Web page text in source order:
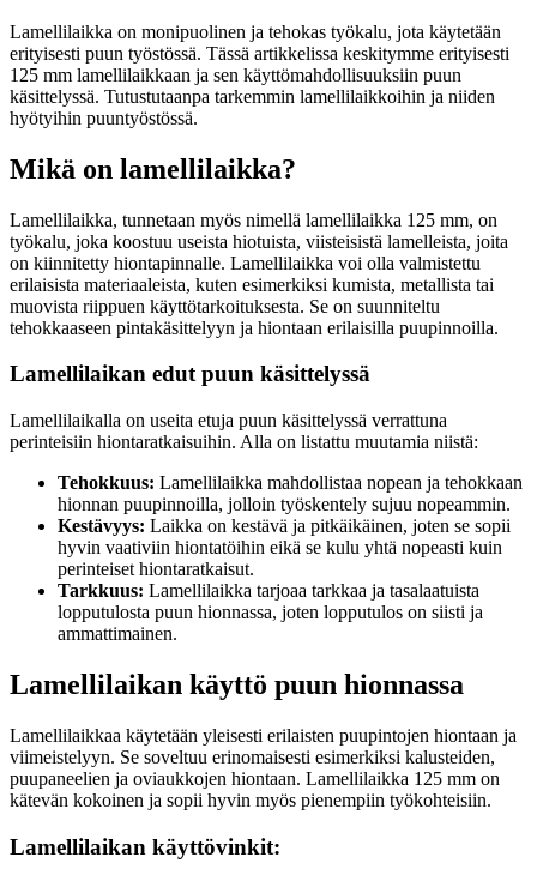
Lamellilaikka on monipuolinen ja tehokas työkalu, jota käytetään
erityisesti puun työstössä. Tässä artikkelissa keskitymme erityisesti
125 mm lamellilaikkaan ja sen käyttömahdollisuuksiin puun
käsittelyssä. Tutustutaanpa tarkemmin lamellilaikkoihin ja niiden
hyötyihin puuntyöstössä.
Mikä on lamellilaikka?
Lamellilaikka, tunnetaan myös nimellä lamellilaikka 125 mm, on
työkalu, joka koostuu useista hiotuista, viisteisistä lamelleista, joita
on kiinnitetty hiontapinnalle. Lamellilaikka voi olla valmistettu
erilaisista materiaaleista, kuten esimerkiksi kumista, metallista tai
muovista riippuen käyttötarkoituksesta. Se on suunniteltu
tehokkaaseen pintakäsittelyyn ja hiontaan erilaisilla puupinnoilla.
Lamellilaikan edut puun käsittelyssä
Lamellilaikalla on useita etuja puun käsittelyssä verrattuna
perinteisiin hiontaratkaisuihin. Alla on listattu muutamia niistä:
Tehokkuus: Lamellilaikka mahdollistaa nopean ja tehokkaan
hionnan puupinnoilla, jolloin työskentely sujuu nopeammin.
Kestävyys: Laikka on kestävä ja pitkäikäinen, joten se sopii
hyvin vaativiin hiontatöihin eikä se kulu yhtä nopeasti kuin
perinteiset hiontaratkaisut.
Tarkkuus: Lamellilaikka tarjoaa tarkkaa ja tasalaatuista
lopputulosta puun hionnassa, joten lopputulos on siisti ja
ammattimainen.
Lamellilaikan käyttö puun hionnassa
Lamellilaikkaa käytetään yleisesti erilaisten puupintojen hiontaan ja
viimeistelyyn. Se soveltuu erinomaisesti esimerkiksi kalusteiden,
puupaneelien ja oviaukkojen hiontaan. Lamellilaikka 125 mm on
kätevän kokoinen ja sopii hyvin myös pienempiin työkohteisiin.
Lamellilaikan käyttövinkit: